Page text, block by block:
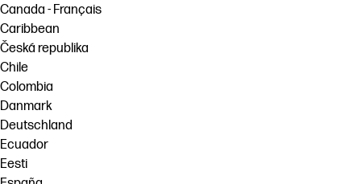
Canada - Français
Caribbean
Česká republika
Chile
Colombia
Danmark
Deutschland
Ecuador
Eesti